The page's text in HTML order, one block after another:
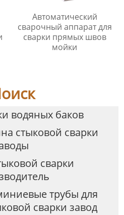
Автоматический
сварочный аппарат для
сварки прямых швов
мойки
водяных баков
стыковой сварки
сварки
трубы для
сварки завод